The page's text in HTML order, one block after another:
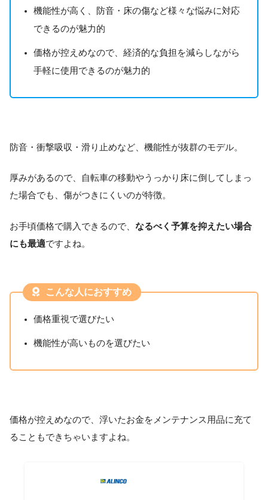
機能性が高く、防音・床の傷など様々な悩みに対応
できるのが魅力的
価格が控えめなので、経済的な負担を減らしながら
手軽に使用できるのが魅力的
防音・衝撃吸収・滑り止めなど、機能性が抜群のモデル。
厚みがあるので、自転車の移動やうっかり床に倒してしまっ
た場合でも、傷がつきにくいのが特徴。
お手頃価格で購入できるので、 なるべく予算を抑えたい場合
にも最適ですよね。
こんな人におすすめ
価格重視で選びたい
機能性が高いものを選びたい
価格が控えめなので、浮いたお金をメンテナンス用品に充て
ることもできちゃいますよね。